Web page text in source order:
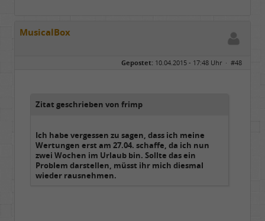
MusicalBox
Gepostet: 10.04.2015 - 17:48 Uhr · #48
Zitat geschrieben von frimp
Ich habe vergessen zu sagen, dass ich meine
Wertungen erst am 27.04. schaffe, da ich nun
zwei Wochen im Urlaub bin. Sollte das ein
Problem darstellen, müsst ihr mich diesmal
wieder rausnehmen.